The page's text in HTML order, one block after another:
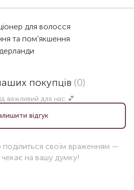
для волосся
та пом'якшення
покупців (0)
важливий для нас 💕
відгук
своїм враженням —
на вашу думку!